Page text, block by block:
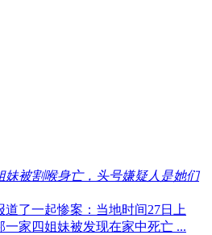
妹被割喉身亡，头号嫌疑人是她们
道了一起惨案：当地时间27日上
家四姐妹被发现在家中死亡 ...